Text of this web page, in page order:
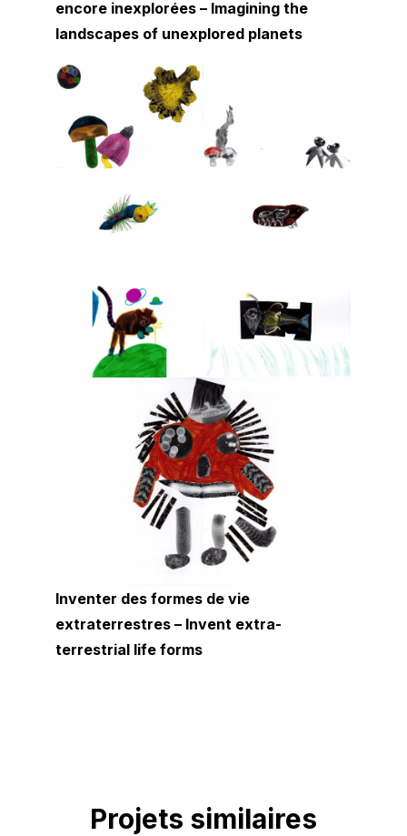
encore inexplorées – Imagining the
landscapes of unexplored planets
Inventer des formes de vie
extraterrestres – Invent extra-
terrestrial life forms
Projets similaires